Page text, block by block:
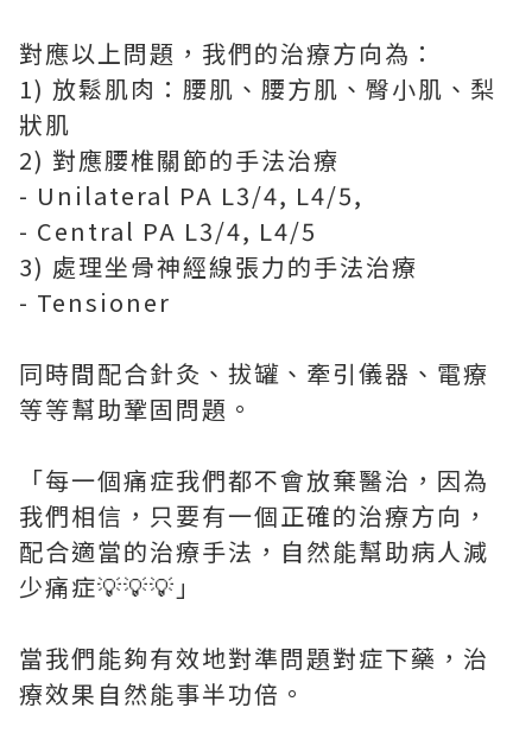
對應以上問題，我們的治療方向為：
1) 放鬆肌肉：腰肌、腰方肌、臀小肌、梨
狀肌
2) 對應腰椎關節的手法治療
- Unilateral PA L3/4, L4/5,
- Central PA L3/4, L4/5
3) 處理坐骨神經線張力的手法治療
- Tensioner
同時間配合針灸、拔罐、牽引儀器、電療
等等幫助鞏固問題。
「每一個痛症我們都不會放棄醫治，因為
我們相信，只要有一個正確的治療方向，
配合適當的治療手法，自然能幫助病人減
少痛症💡💡💡」
當我們能夠有效地對準問題對症下藥，治
療效果自然能事半功倍。